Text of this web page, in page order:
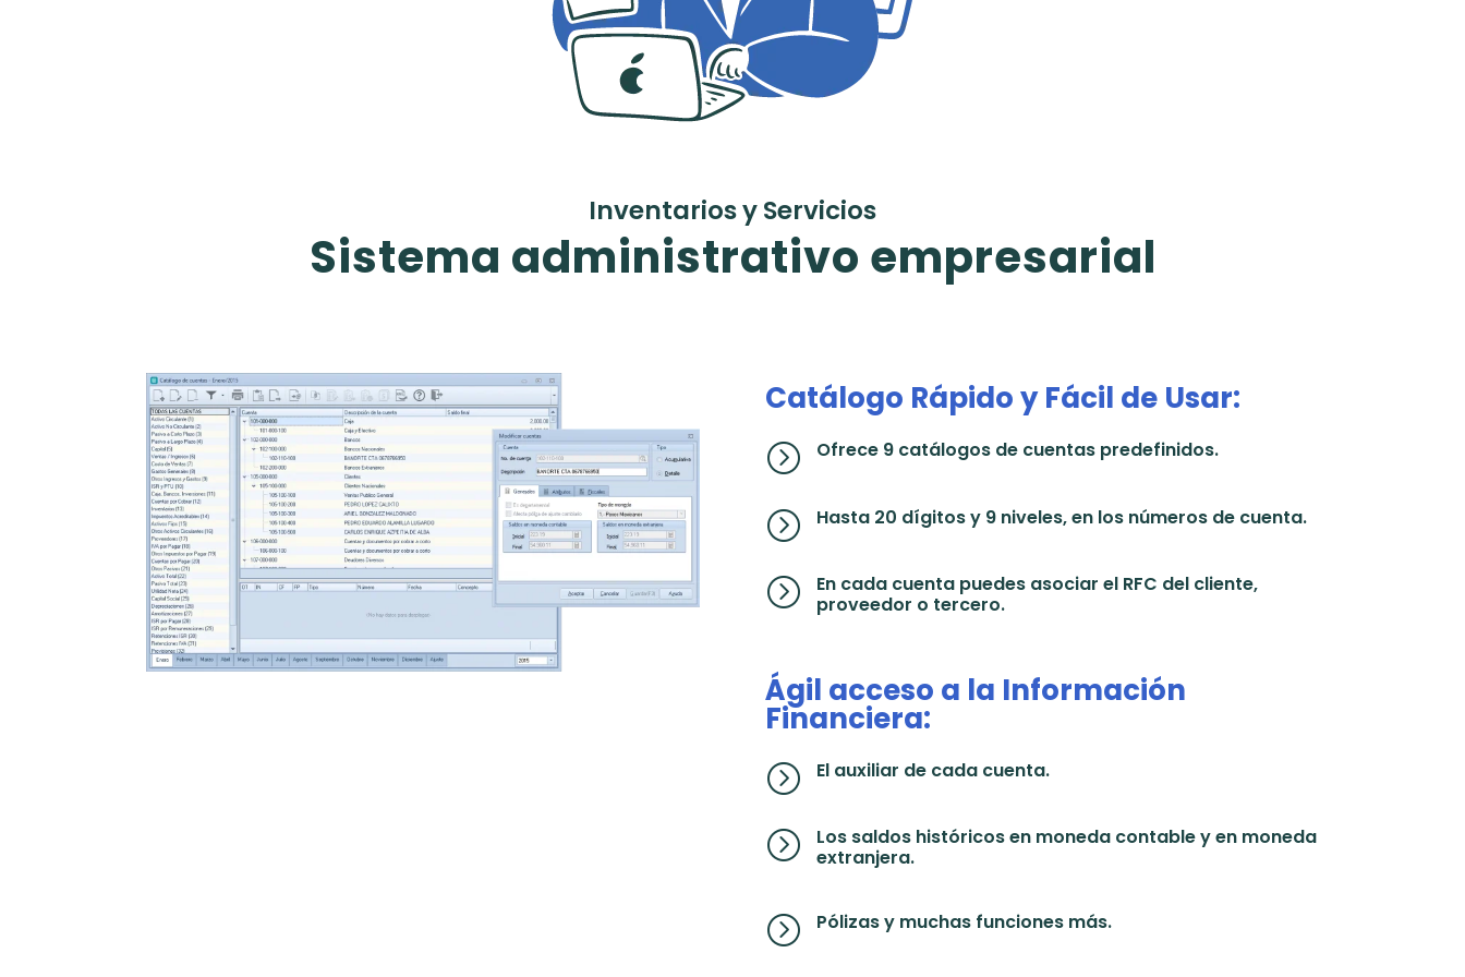
Inventarios y Servicios
Sistema administrativo empresarial
Catálogo Rápido y Fácil de Usar:
= Ofrece 9 catálogos de cuentas predefinidos.
= Hasta 20 dígitos y 9 niveles, en los números de cuenta.
=
En cada cuenta puedes asociar el RFC del cliente,
proveedor o tercero.
Ágil acceso a la Información
Financiera:
= El auxiliar de cada cuenta.
=
Los saldos históricos en moneda contable y en moneda
extranjera.
= Pólizas y muchas funciones más.